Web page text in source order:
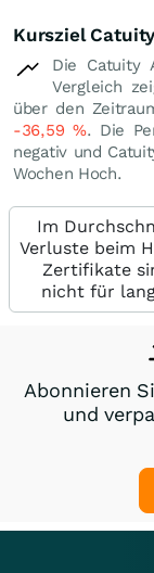
Kursziel
Die Catuity
Vergleich
über den
-36,59 %. Die
negativ und
Wochen Hoch.
Im
Verluste beim
Zertifikate
nicht für
Abonnieren
und